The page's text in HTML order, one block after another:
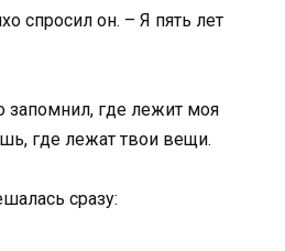
спросил он. – Я пять лет
запомнил, где лежит моя
где лежат твои вещи.
сразу: